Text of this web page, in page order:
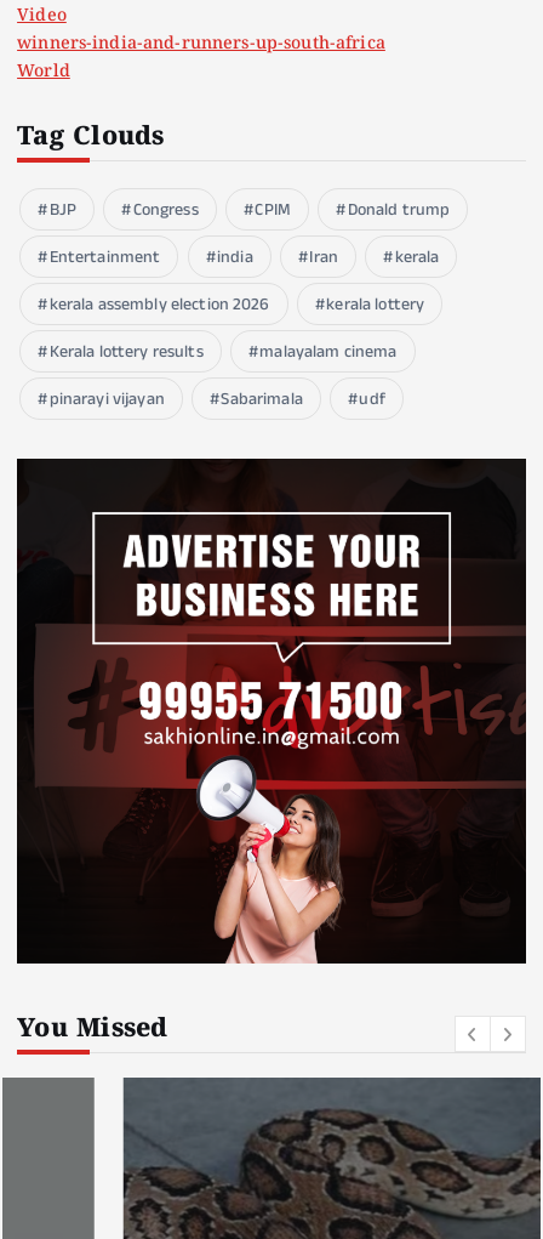
Video
winners-india-and-runners-up-south-africa
World
Tag Clouds
BJP Congress CPIM
Donald trump
Entertainment
india Iran
kerala
kerala assembly election 2026
kerala lottery
Kerala lottery results
malayalam cinema
pinarayi vijayan
Sabarimala udf
You Missed